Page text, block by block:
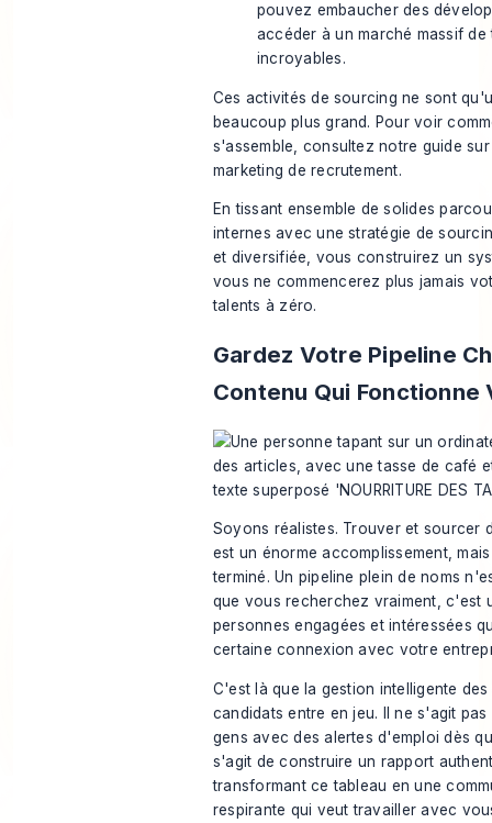
pouvez embaucher des
accéder à un marché massif
incroyables.
Ces activités de sourcing ne sont
beaucoup plus grand. Pour voir
s'assemble, consultez notre guide
marketing de recrutement.
En tissant ensemble de solides
internes avec une stratégie de
et diversifiée, vous construirez un
vous ne commencerez plus jamais
talents à zéro.
Gardez Votre Pipeline
Contenu Qui Fonctionne
Soyons réalistes. Trouver et sourcer
est un énorme accomplissement,
terminé. Un pipeline plein de noms
que vous recherchez vraiment, c'est
personnes engagées et intéressées
certaine connexion avec votre
C'est là que la gestion intelligente
candidats entre en jeu. Il ne s'agit
gens avec des alertes d'emploi dès
s'agit de construire un rapport
transformant ce tableau en une
respirante qui veut travailler avec